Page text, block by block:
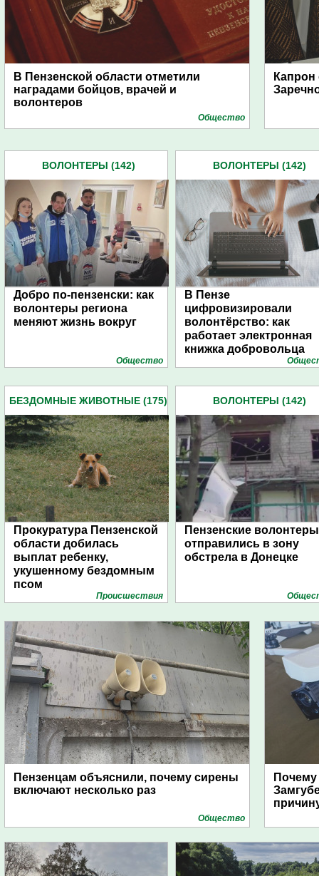
В Пензенской области отметили
наградами бойцов, врачей и
волонтеров
Общество
Капрон
ВОЛОНТЕРЫ (142)
Добро по-пензенски: как
волонтеры региона
меняют жизнь вокруг
Общество
ВОЛОНТЕРЫ (142)
В Пензе
цифровизировали
волонтёрство: как
работает электронная
книжка добровольца
БЕЗДОМНЫЕ ЖИВОТНЫЕ (175)
Прокуратура Пензенской
области добилась
выплат ребенку,
укушенному бездомным
псом
Проиcшествия
ВОЛОНТЕРЫ (142)
Пензенские волонтеры
отправились в зону
обстрела в Донецке
Пензенцам объяснили, почему сирены
включают несколько раз
Общество